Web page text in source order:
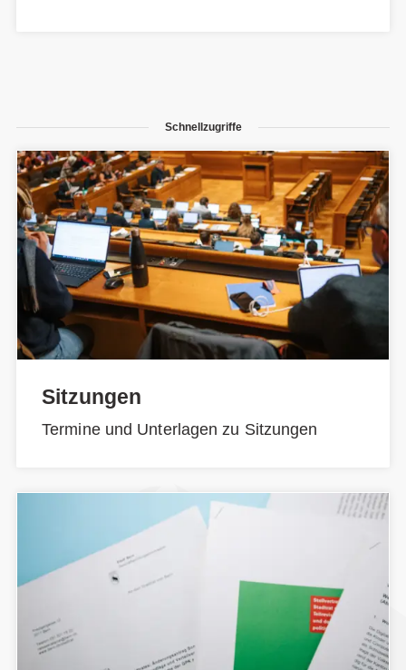
Schnellzugriffe
Sitzungen
Termine und Unterlagen zu Sitzungen